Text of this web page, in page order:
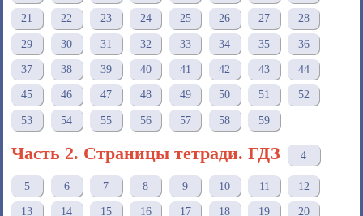
21 22 23 24 25 26 27 28
29 30 31 32 33 34 35 36
37 38 39 40 41 42 43 44
45 46 47 48 49 50 51 52
53 54 55 56 57 58 59
Часть 2. Страницы тетради. ГДЗ 4
5 6 7 8 9 10 11 12
13 14 15 16 17 18 19 20